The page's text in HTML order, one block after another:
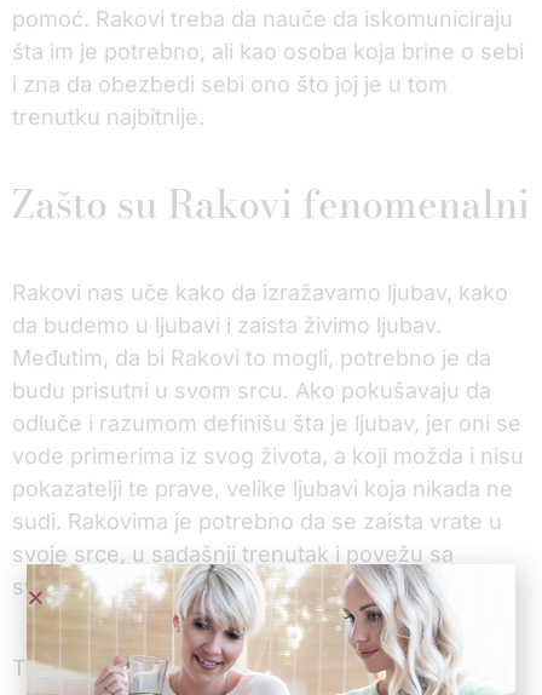
pomoć. Rakovi treba da nauče da iskomuniciraju
šta im je potrebno, ali kao osoba koja brine o sebi
i zna da obezbedi sebi ono što joj je u tom
trenutku najbitnije.
Zašto su Rakovi fenomenalni
Rakovi nas uče kako da izražavamo ljubav, kako
da budemo u ljubavi i zaista živimo ljubav.
Međutim, da bi Rakovi to mogli, potrebno je da
budu prisutni u svom srcu. Ako pokušavaju da
odluče i razumom definišu šta je ljubav, jer oni se
vode primerima iz svog života, a koji možda i nisu
pokazatelji te prave, velike ljubavi koja nikada ne
sudi. Rakovima je potrebno da se zaista vrate u
svoje srce, u sadašnji trenutak i povežu sa
svojom dušom sada.
Tada postavljaju najbitnije pitanje – Šta bi ljubav